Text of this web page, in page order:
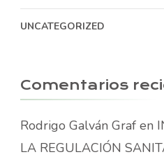
UNCATEGORIZED
Comentarios
Rodrigo Galván Graf en
LA REGULACIÓN